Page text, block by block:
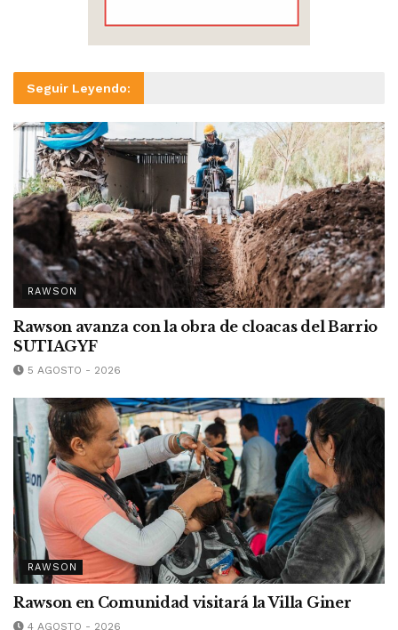
Seguir Leyendo:
RAWSON
Rawson avanza con la obra de cloacas del Barrio
SUTIAGYF
5 AGOSTO - 2026
RAWSON
Rawson en Comunidad visitará la Villa Giner
4 AGOSTO - 2026